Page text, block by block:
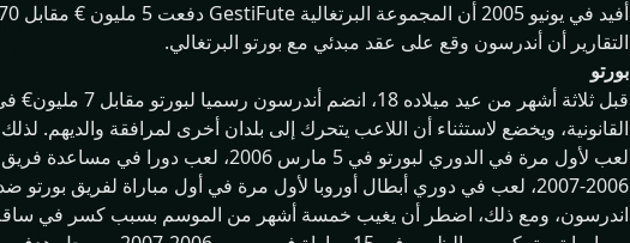
التقارير أن أندرسون وقع على عقد مبدئي مع بورتو البرتغالي.
بورتو
القانونية، ويخضع لاستثناء أن اللاعب يتحرك إلى بلدان أخرى لمرافقة والديهم.
2006-2007، لعب في دوري أبطال أوروبا لأول مرة في أول مباراة لفريق بورتو ضد سسكا موسكو.
اندرسون، ومع ذلك، اضطر أن يغيب خمسة أشهر من الموسم بسبب كسر في